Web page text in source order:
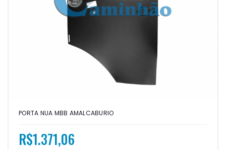
PORTA NUA MBB AMALCABURIO
R$1.371,06